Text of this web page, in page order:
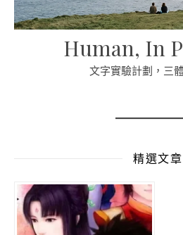
Human, In
文字實驗計劃，三
精選文章